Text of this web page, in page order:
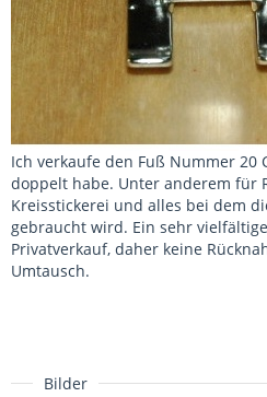
Ich verkaufe den Fuß Nummer 20
doppelt habe. Unter anderem für
Kreisstickerei und alles bei dem
gebraucht wird. Ein sehr
Privatverkauf, daher keine
Umtausch.
Bilder